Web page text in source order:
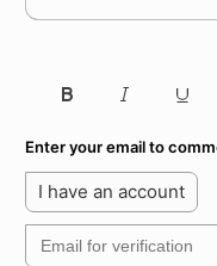
Enter your email to
I have an account